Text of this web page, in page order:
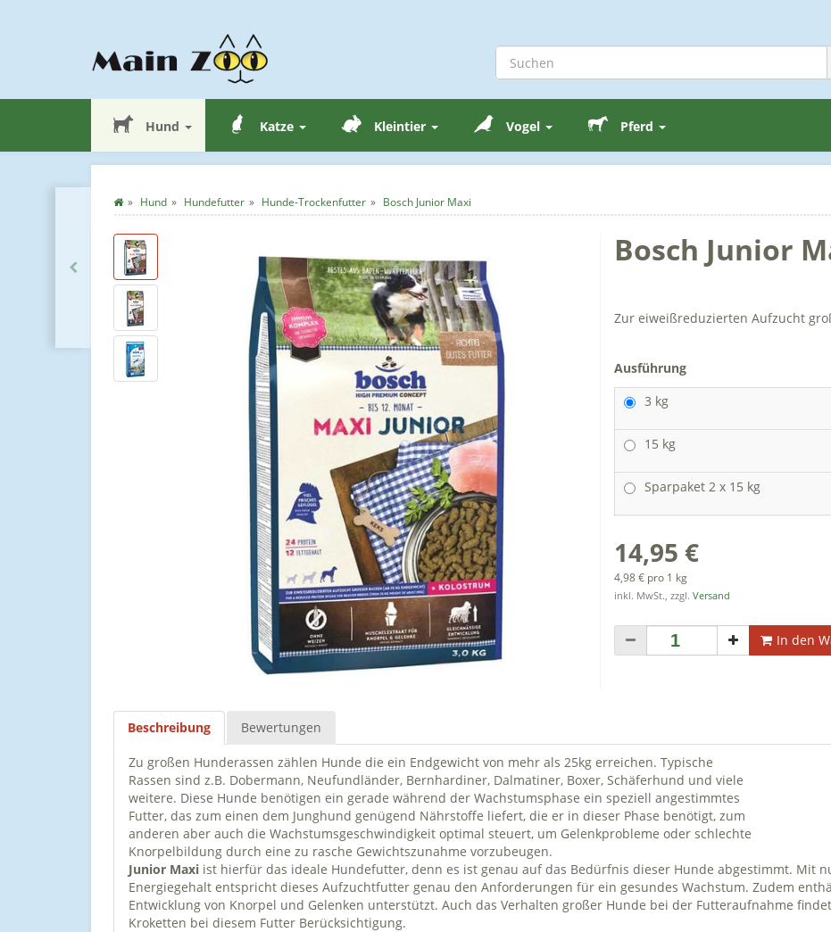
Hund Katze Kleintier Vogel Pferd
Hund Hundefutter Hunde-Trockenfutter Bosch Junior Maxi
Bosch Junior
Zur eiweißreduzierten Aufzucht
Ausführung
3 kg
15 kg
Sparpaket 2 x 15 kg
14,95 €
4,98 € pro 1 kg
inkl. MwSt., zzgl. Versand
In den
Beschreibung Bewertungen
Zu großen Hunderassen zählen Hunde die ein Endgewicht von mehr als 25kg erreichen. Typische
Rassen sind z.B. Dobermann, Neufundländer, Bernhardiner, Dalmatiner, Boxer, Schäferhund und viele
weitere. Diese Hunde benötigen ein gerade während der Wachstumsphase ein speziell angestimmtes
Futter, das zum einen dem Junghund genügend Nährstoffe liefert, die er in dieser Phase benötigt, zum
anderen aber auch die Wachstumsgeschwindigkeit optimal steuert, um Gelenkprobleme oder schlechte
Knorpelbildung durch eine zu rasche Gewichtszunahme vorzubeugen.
Junior Maxi ist hierfür das ideale Hundefutter, denn es ist genau auf das Bedürfnis dieser Hunde abgestimmt. Mit
Energiegehalt entspricht dieses Aufzuchtfutter genau den Anforderungen für ein gesundes Wachstum. Zudem
Entwicklung von Knorpel und Gelenken unterstützt. Auch das Verhalten großer Hunde bei der Futteraufnahme
Kroketten bei diesem Futter Berücksichtigung.